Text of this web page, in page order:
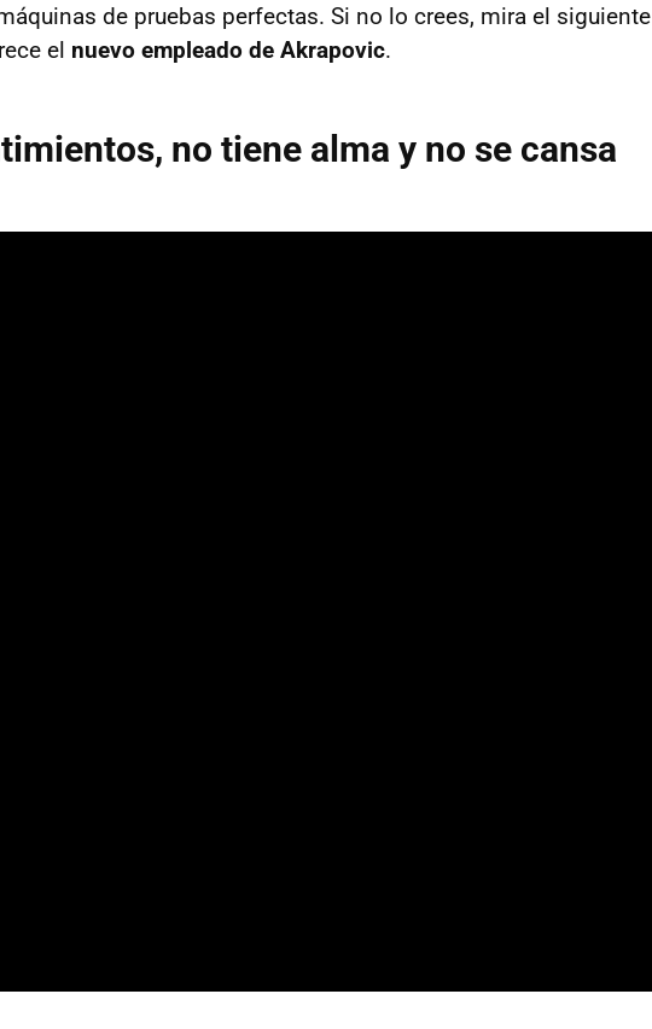
de pruebas perfectas. Si no lo crees, mira el siguiente
el nuevo empleado de Akrapovic.
no tiene alma y no se cansa